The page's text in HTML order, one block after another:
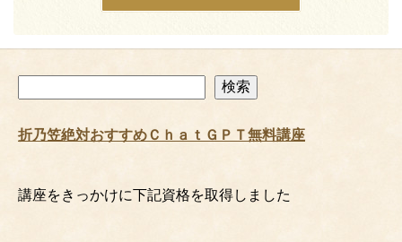
索
検索
折乃笠絶対おすすめＣｈａｔＧＰＴ無料講座
講座をきっかけに下記資格を取得しました